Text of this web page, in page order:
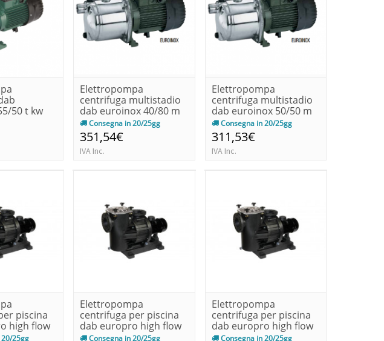
50 t kw
Elettropompa
centrifuga multistadio
dab euroinox 40/80 m
ie2 kw 1...
Consegna in 20/25gg
351,54€
IVA Inc.
Elettropompa
centrifuga multistadio
dab euroinox 50/50 m
ie2 kw 1...
Consegna in 20/25gg
311,53€
IVA Inc.
piscina
high flow
25gg
Elettropompa
centrifuga per piscina
dab europro high flow
550t kw...
Consegna in 20/25gg
Elettropompa
centrifuga per piscina
dab europro high flow
750t kw...
Consegna in 20/25gg